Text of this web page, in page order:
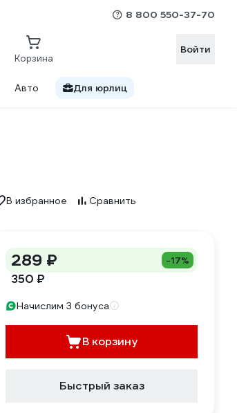
8 800 550-37-70
Корзина
Войти
Авто Для юрлиц
В избранное Сравнить
289 ₽ -17%
350 ₽
Начислим 3 бонуса
В корзину
Быстрый заказ